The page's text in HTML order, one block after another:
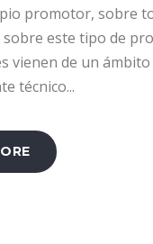
promotor, sobre
este tipo de
vienen de un
técnico...